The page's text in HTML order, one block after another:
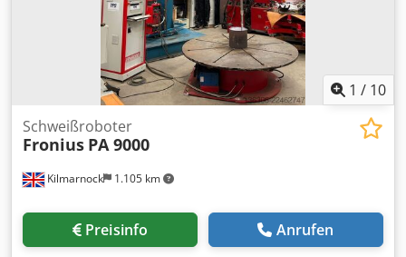
1 / 10
Kilmarnock 1.105 km
Schweißroboter
Fronius PA 9000
Preisinfo Anrufen